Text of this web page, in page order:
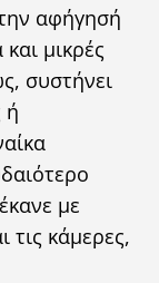
αφήγησή
μικρές
συστήνει
ή
με
τις κάμερες,